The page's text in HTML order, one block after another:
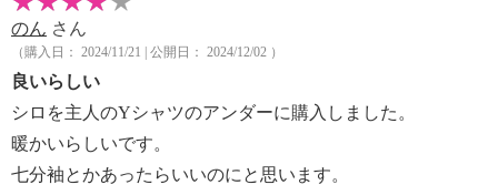
のん さん
（購入日： 2024/11/21 | 公開日： 2024/12/02 ）
良いらしい
シロを主人のYシャツのアンダーに購入しました。
暖かいらしいです。
七分袖とかあったらいいのにと思います。